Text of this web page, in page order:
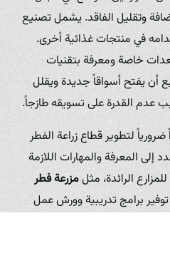
وتقليل الفاقد. يشمل تصنيع
في منتجات غذائية أخرى.
خاصة ومعرفة بتقنيات
أن يفتح أسواقاً جديدة ويقلل
القدرة على تسويقه طازجاً.
لتطوير قطاع زراعة الفطر
إلى المعرفة والمهارات اللازمة
الرائدة، مثلمزرعة فطر
برامج تدريبية وورش عمل